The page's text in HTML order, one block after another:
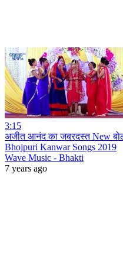
3:15
अजीत आनंद का जबरदस्त New
Bhojpuri Kanwar Songs 2019
Wave Music - Bhakti
7 years ago